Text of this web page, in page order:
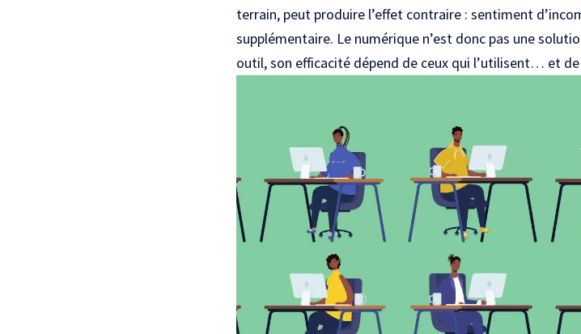
terrain, peut produire l’effet contraire : sentiment
supplémentaire. Le numérique n’est donc pas une
outil, son efficacité dépend de ceux qui l’utilisent… et